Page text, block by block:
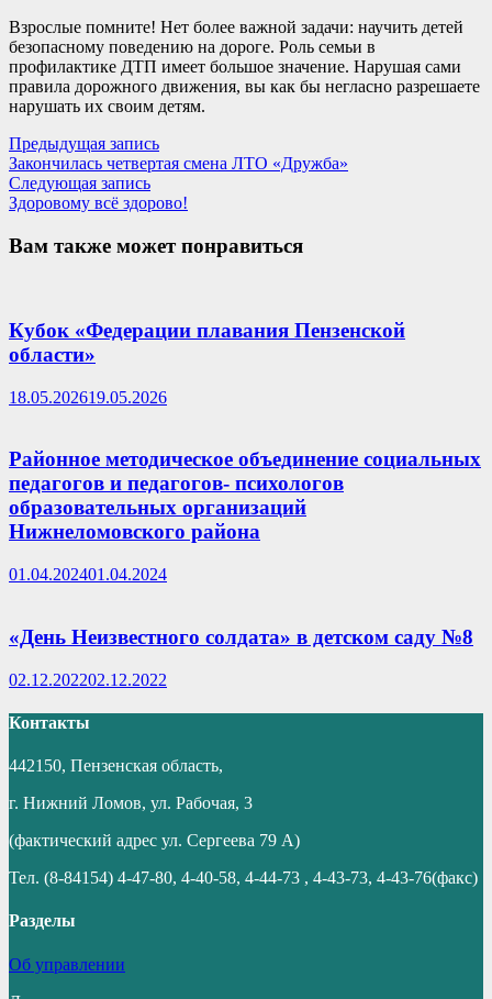
Взрослые помните! Нет более важной задачи: научить детей
безопасному поведению на дороге. Роль семьи в
профилактике ДТП имеет большое значение. Нарушая сами
правила дорожного движения, вы как бы негласно разрешаете
нарушать их своим детям.
Навигация
по
записям
Предыдущая записьПредыдущая
запись:
Закончилась четвертая смена ЛТО «Дружба»
Следующая записьСледующая
запись:
Здоровому всё здорово!
Вам также может понравиться
Кубок «Федерации плавания Пензенской
области»
18.05.202619.05.2026
Районное методическое объединение социальных
педагогов и педагогов- психологов
образовательных организаций
Нижнеломовского района
01.04.202401.04.2024
«День Неизвестного солдата» в детском саду №8
02.12.202202.12.2022
Контакты
442150, Пензенская область,
г. Нижний Ломов, ул. Рабочая, 3
(фактический адрес ул. Сергеева 79 А)
Тел. (8-84154) 4-47-80, 4-40-58, 4-44-73 , 4-43-73, 4-43-76(факс)
Разделы
Об управлении